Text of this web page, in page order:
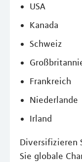
USA
Kanada
Schweiz
Frankreich
Niederlande
Irland
Diversifizieren
Sie globale